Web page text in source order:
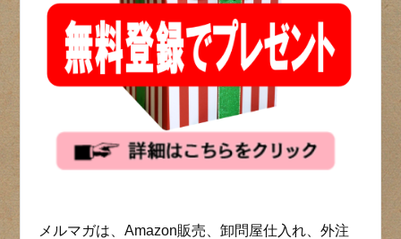
メルマガは、Amazon販売、卸問屋仕入れ、外注